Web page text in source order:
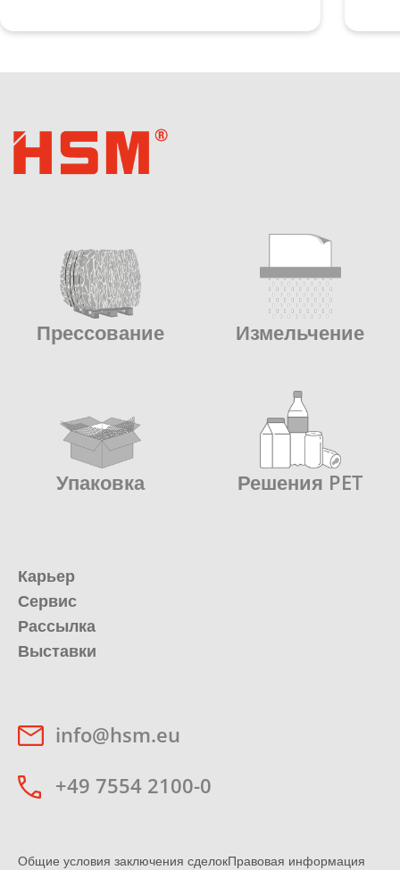
Прессование Измельчение
Упаковка Решения PET
Карьер
Сервис
Рассылка
Выставки
info@hsm.eu
+49 7554 2100-0
Общие условия заключения сделокПравовая информация